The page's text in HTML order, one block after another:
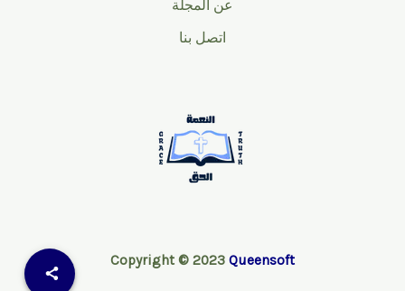
عن المجلة
اتصل بنا
Copyright © 2023 Queensoft